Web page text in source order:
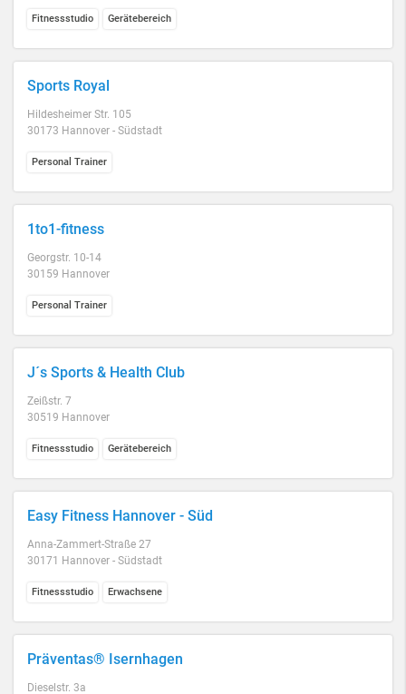
Fitnessstudio Gerätebereich
Sports Royal
Hildesheimer Str. 105
30173 Hannover - Südstadt
Personal Trainer
1to1-fitness
Georgstr. 10-14
30159 Hannover
Personal Trainer
J´s Sports & Health Club
Zeißstr. 7
30519 Hannover
Fitnessstudio Gerätebereich
Easy Fitness Hannover - Süd
Anna-Zammert-Straße 27
30171 Hannover - Südstadt
Fitnessstudio Erwachsene
Präventas® Isernhagen
Dieselstr. 3a